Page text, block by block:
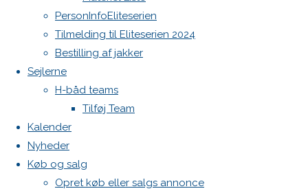
PersonInfoEliteserien
Tilmelding til Eliteserien 2024
Bestilling af jakker
Sejlerne
H-båd teams
Tilføj Team
Kalender
Nyheder
Køb og salg
Opret køb eller salgs annonce
Din e-
mailadresse
vil ikke
blive
publiceret.
Krævede
felter er
markeret
med
Comment